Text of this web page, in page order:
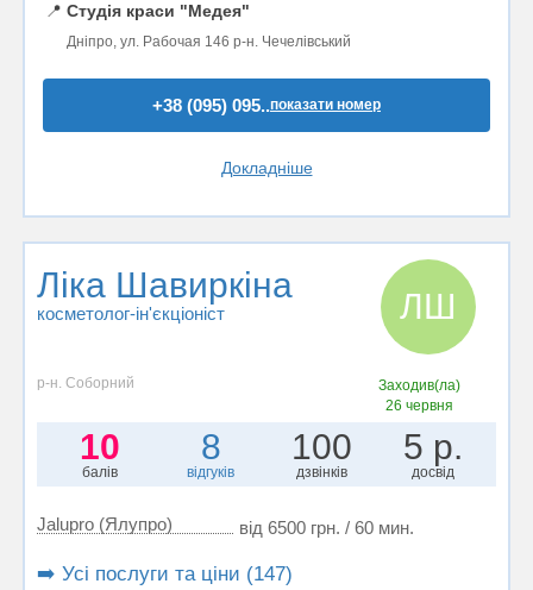
📍 Студія краси "Медея"
Дніпро, ул. Рабочая 146 р-н. Чечелівський
+38 (095) 095..показати номер
Докладніше
Ліка Шавиркіна
косметолог-ін'єкціоніст ЛШ
р-н. Соборний
Заходив(ла)
26 червня
10
балів
8
відгуків
100
дзвінків
5 р.
досвід
Jalupro (Ялупро) від 6500 грн. / 60 мин.
➡️ Усі послуги та ціни (147)